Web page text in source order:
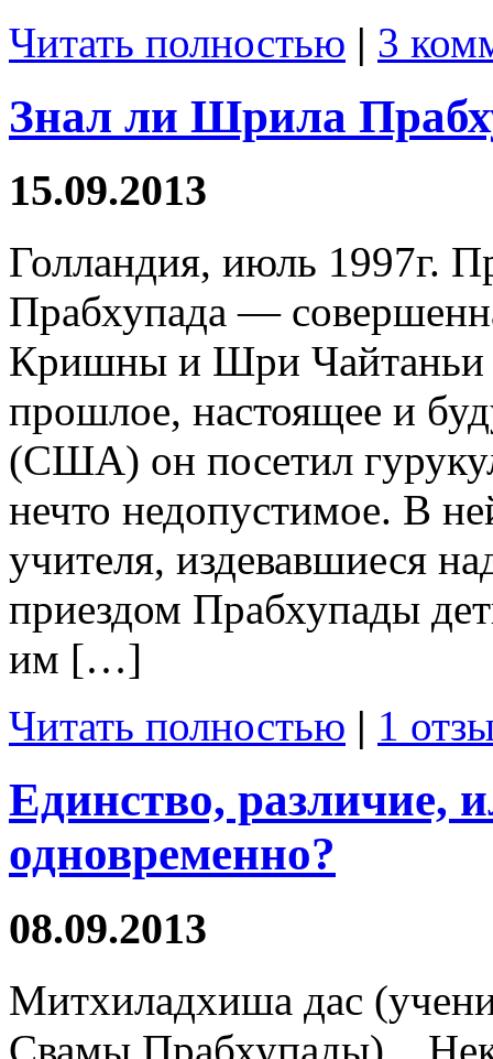
Читать полностью | 3
Знал ли Шрила
15.09.2013
Голландия, июль 1997г.
Прабхупада —
Кришны и Шри Чайтаньи
прошлое, настоящее и
(США) он посетил
нечто недопустимое. В
учителя, издевавшиеся
приездом Прабхупады
им […]
Читать полностью | 1
Единство, различие,
одновременно?
08.09.2013
Митхиладхиша дас
Свамы Прабхупады)